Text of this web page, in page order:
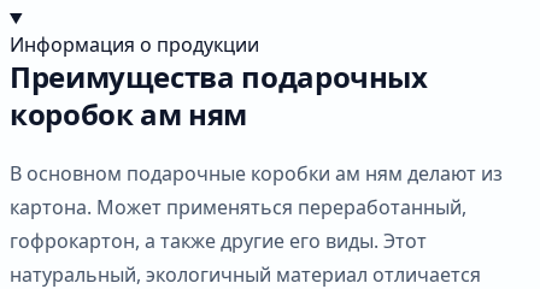
Информация о продукции
Преимущества подарочных
коробок ам ням
В основном подарочные коробки ам ням делают из
картона. Может применяться переработанный,
гофрокартон, а также другие его виды. Этот
натуральный, экологичный материал отличается